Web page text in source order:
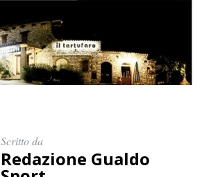
Scritto da
Redazione Gualdo